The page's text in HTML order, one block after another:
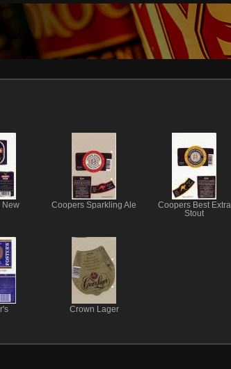
New Coopers Sparkling Ale
Coopers Best Extra
Stout
Crown Lager